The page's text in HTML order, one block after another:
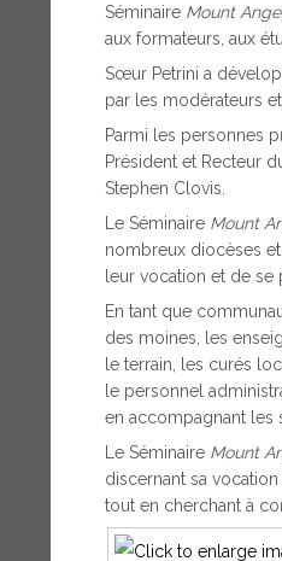
Séminaire Mount
aux formateurs, aux
Sœur Petrini a
par les modérateurs
Parmi les personnes
Président et Recteur
Stephen Clovis.
Le Séminaire Mount
nombreux diocèses
leur vocation et de se
En tant que
des moines, les
le terrain, les curés
le personnel
en accompagnant les
Le Séminaire Mount
discernant sa
tout en cherchant à